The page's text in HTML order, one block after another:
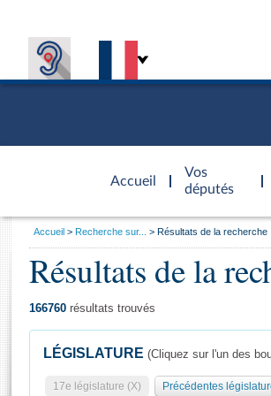
Accueil
d'accueil
Vos
députés
Général
Vous
Accueil Recherche sur... Résultats de la recherche
Résultats de la
166760 résultats trouvés
LÉGISLATURE (Cliquez sur l'un des
17e législature (X) Précédentes